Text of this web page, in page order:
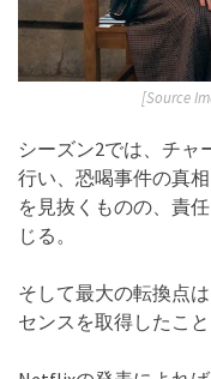
[Source
シーズン2では、チャ
行い、恐喝事件の真
を見抜くものの、責
じる。
そして最大の転換点
センスを取得したこと